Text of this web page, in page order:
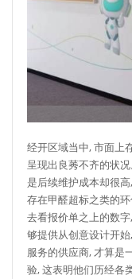
经开区域当中, 市面上
呈现出良莠不齐的状
是后续维护成本却很
存在甲醛超标之类的
去看报价单之上的数
够提供从创意设计开
服务的供应商, 才算是
验, 这表明他们历经各